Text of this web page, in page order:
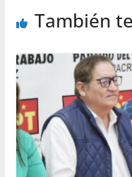
También